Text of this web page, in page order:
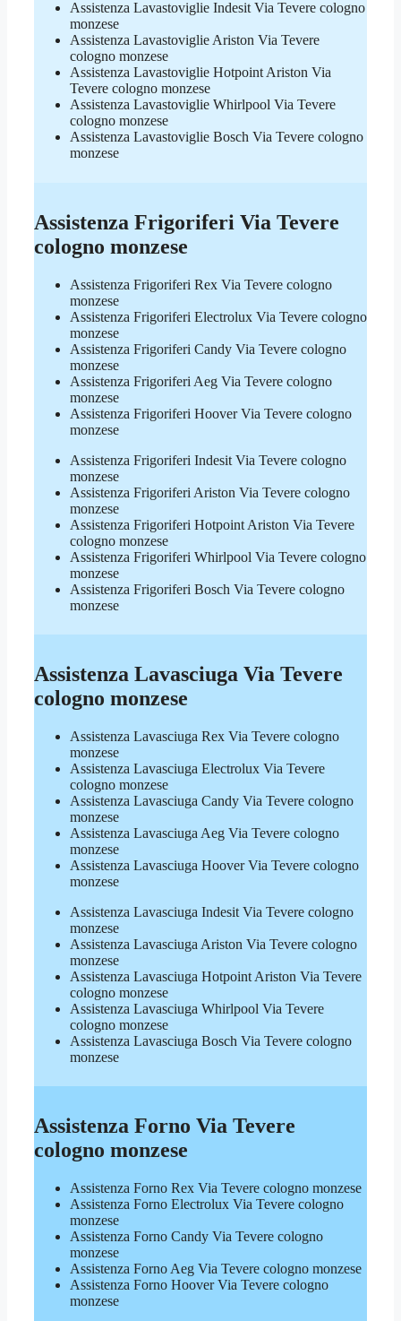
Assistenza Lavastoviglie Indesit Via Tevere cologno
monzese
Assistenza Lavastoviglie Ariston Via Tevere
cologno monzese
Assistenza Lavastoviglie Hotpoint Ariston Via
Tevere cologno monzese
Assistenza Lavastoviglie Whirlpool Via Tevere
cologno monzese
Assistenza Lavastoviglie Bosch Via Tevere cologno
monzese
Assistenza Frigoriferi Via Tevere
cologno monzese
Assistenza Frigoriferi Rex Via Tevere cologno
monzese
Assistenza Frigoriferi Electrolux Via Tevere cologno
monzese
Assistenza Frigoriferi Candy Via Tevere cologno
monzese
Assistenza Frigoriferi Aeg Via Tevere cologno
monzese
Assistenza Frigoriferi Hoover Via Tevere cologno
monzese
Assistenza Frigoriferi Indesit Via Tevere cologno
monzese
Assistenza Frigoriferi Ariston Via Tevere cologno
monzese
Assistenza Frigoriferi Hotpoint Ariston Via Tevere
cologno monzese
Assistenza Frigoriferi Whirlpool Via Tevere cologno
monzese
Assistenza Frigoriferi Bosch Via Tevere cologno
monzese
Assistenza Lavasciuga Via Tevere
cologno monzese
Assistenza Lavasciuga Rex Via Tevere cologno
monzese
Assistenza Lavasciuga Electrolux Via Tevere
cologno monzese
Assistenza Lavasciuga Candy Via Tevere cologno
monzese
Assistenza Lavasciuga Aeg Via Tevere cologno
monzese
Assistenza Lavasciuga Hoover Via Tevere cologno
monzese
Assistenza Lavasciuga Indesit Via Tevere cologno
monzese
Assistenza Lavasciuga Ariston Via Tevere cologno
monzese
Assistenza Lavasciuga Hotpoint Ariston Via Tevere
cologno monzese
Assistenza Lavasciuga Whirlpool Via Tevere
cologno monzese
Assistenza Lavasciuga Bosch Via Tevere cologno
monzese
Assistenza Forno Via Tevere
cologno monzese
Assistenza Forno Rex Via Tevere cologno monzese
Assistenza Forno Electrolux Via Tevere cologno
monzese
Assistenza Forno Candy Via Tevere cologno
monzese
Assistenza Forno Aeg Via Tevere cologno monzese
Assistenza Forno Hoover Via Tevere cologno
monzese